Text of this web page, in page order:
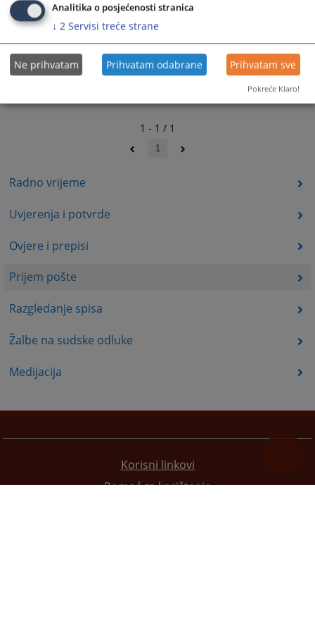
Radno vrijeme
Uvjerenja i potvrde
Ovjere i prepisi
Prijem pošte
Razgledanje spisa
Žalbe na sudske odluke
Medijacija
1 - 1 / 1
1
Korisni linkovi
Pomoć za korištenje
Analitika o posjećenosti stranica
↓ 2 Servisi treće strane
Ne prihvatam Prihvatam odabrane Prihvatam sve
Pokreće Klaro!